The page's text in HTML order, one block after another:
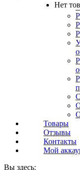
Нет
Товары
Отзывы
Контакты
Мой
Вы здесь: